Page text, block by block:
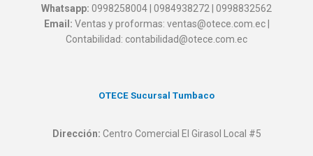
Whatsapp: 0998258004 | 0984938272 | 0998832562
Email: Ventas y proformas: ventas@otece.com.ec |
Contabilidad: contabilidad@otece.com.ec
OTECE Sucursal Tumbaco
Dirección: Centro Comercial El Girasol Local #5